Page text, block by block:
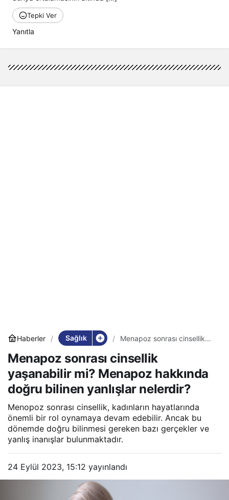
Tepki Ver
Yanıtla
Haberler Sağlık
Menapoz sonrası cinsellik
hakkında doğru bilinen
yanlışlar nelerdir?
Menapoz sonrası cinsellik
yaşanabilir mi? Menapoz hakkında
doğru bilinen yanlışlar nelerdir?
Menopoz sonrası cinsellik, kadınların hayatlarında
önemli bir rol oynamaya devam edebilir. Ancak bu
dönemde doğru bilinmesi gereken bazı gerçekler ve
yanlış inanışlar bulunmaktadır.
24 Eylül 2023, 15:12 yayınlandı